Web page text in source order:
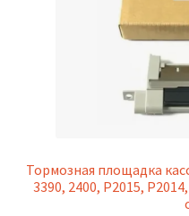
Тормозная площадка
3390, 2400, P2015,